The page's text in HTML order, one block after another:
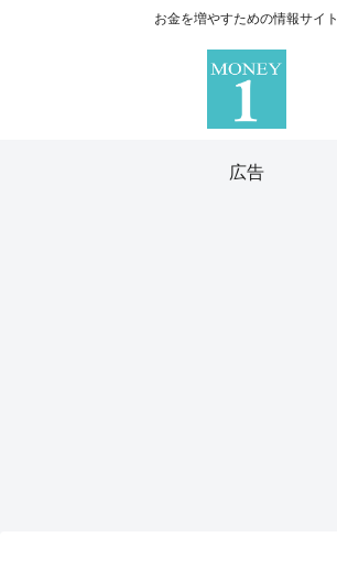
お金を増やすための情報サイト
広告